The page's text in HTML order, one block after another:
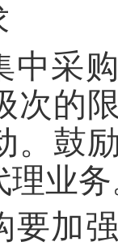
中采
次的
。鼓
理业
要加